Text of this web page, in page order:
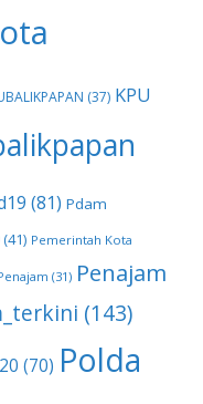
(37) KPU
(81) Pdam
(41) Pemerintah Kota
(31) Penajam
(143)
(70) Polda